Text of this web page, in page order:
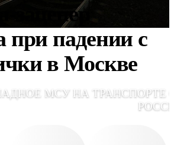
зацепер
при падении с
в Москве
МСУ НА ТРАНСПОРТЕ